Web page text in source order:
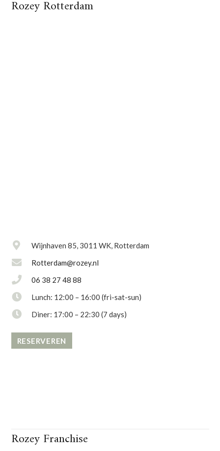
Rozey Rotterdam
Wijnhaven 85, 3011 WK, Rotterdam
Rotterdam@rozey.nl
06 38 27 48 88
Lunch: 12:00 – 16:00 (fri-sat-sun)
Diner: 17:00 – 22:30 (7 days)
RESERVEREN
Rozey Franchise